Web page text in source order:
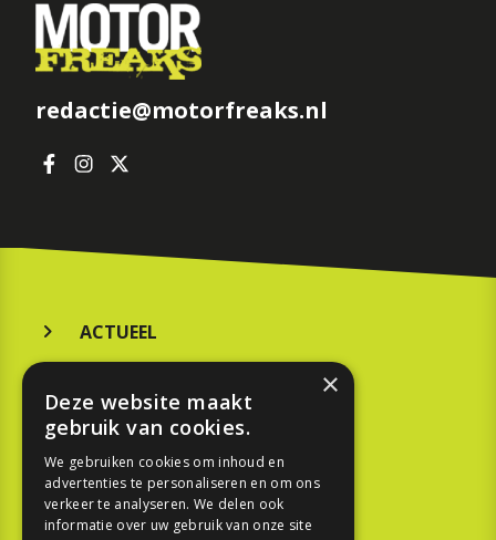
redactie@motorfreaks.nl
ACTUEEL
KOOPGIDS
TESTEN
SPORT
×
Deze website maakt
gebruik van cookies.
We gebruiken cookies om inhoud en
advertenties te personaliseren en om ons
verkeer te analyseren. We delen ook
informatie over uw gebruik van onze site